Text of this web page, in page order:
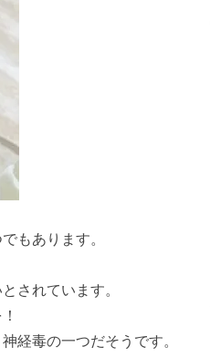
もあります。
されています。
経毒の一つだそうです。